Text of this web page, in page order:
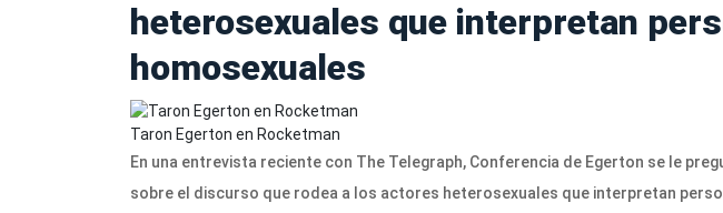
heterosexuales que interpretan
homosexuales
Taron Egerton en Rocketman
En una entrevista reciente con The Telegraph, Conferencia de Egerton se le
sobre el discurso que rodea a los actores heterosexuales que interpretan